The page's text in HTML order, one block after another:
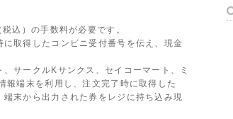
込）の手数料が必要です。
に取得したコンビニ受付番号を伝え、現金
、サークルKサンクス、セイコーマート、ミ
報端末を利用し、注文完了時に取得した
端末から出力された券をレジに持ち込み現